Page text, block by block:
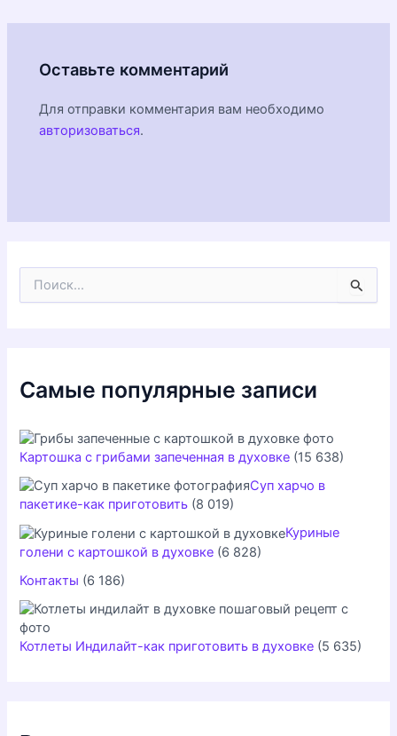
Оставьте комментарий
Для отправки комментария вам необходимо
авторизоваться.
Самые популярные записи
Картошка с грибами запеченная в духовке (15 638)
Суп харчо в
пакетике-как приготовить (8 019)
Куриные
голени с картошкой в духовке (6 828)
Контакты (6 186)
Котлеты Индилайт-как приготовить в духовке (5 635)